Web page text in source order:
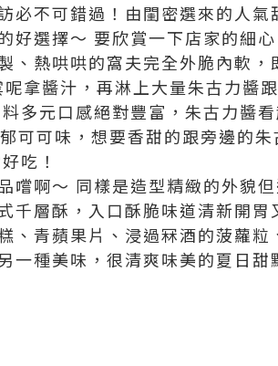
必不可錯過！由閨密選來的人氣
好選擇～ 要欣賞一下店家的細
、熱哄哄的窩夫完全外脆內軟，
拿醬汁，再淋上大量朱古力醬
多元口感絕對豐富，朱古力醬
可可味，想要香甜的跟旁邊的朱
吃！
嚐啊～ 同樣是造型精緻的外貌
千層酥，入口酥脆味道清新開胃
青蘋果片、浸過冧酒的菠蘿粒
種美味，很清爽味美的夏日甜